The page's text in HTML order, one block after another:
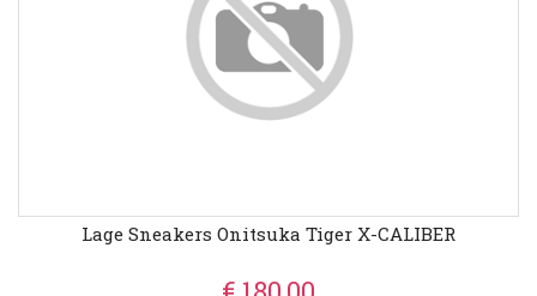
Lage Sneakers Onitsuka Tiger X-CALIBER